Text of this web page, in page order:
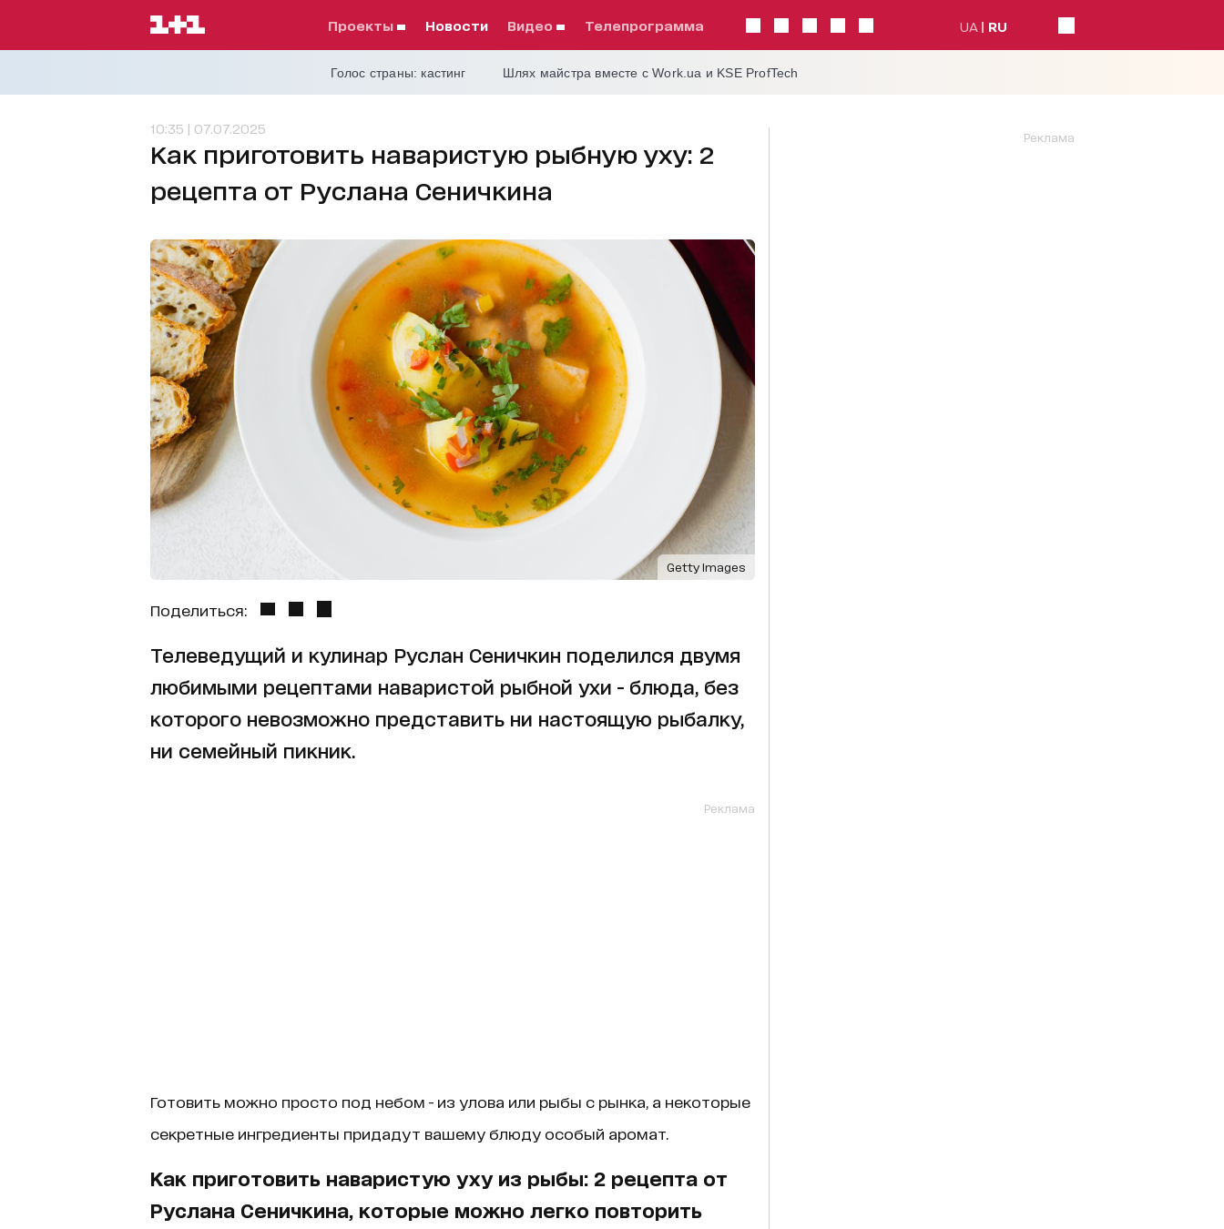
проекты Новости видео телепрограмма UA RU
Голос страны: кастинг Шлях майстра вместе с Work.ua и KSE ProfTech
10:35 | 07.07.2025
Как приготовить наваристую рыбную уху: 2
рецепта от Руслана Сеничкина
Getty Images
Поделиться:
Телеведущий и кулинар Руслан Сеничкин поделился двумя
любимыми рецептами наваристой рыбной ухи - блюда, без
которого невозможно представить ни настоящую рыбалку,
ни семейный пикник.
Реклама
Готовить можно просто под небом - из улова или рыбы с рынка, а некоторые
секретные ингредиенты придадут вашему блюду особый аромат.
Как приготовить наваристую уху из рыбы: 2 рецепта от
Руслана Сеничкина, которые можно легко повторить
Реклама